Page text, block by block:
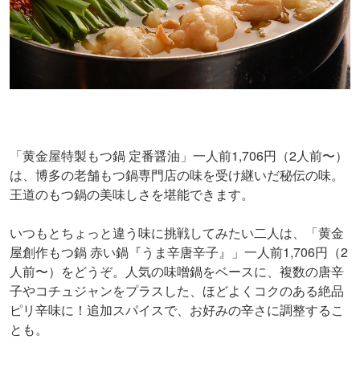
「黄金屋特製もつ鍋 定番醤油」一人前1,706円（2人前〜）
は、博多の老舗もつ鍋専門店の味を受け継いだ秘伝の味。
王道のもつ鍋の美味しさを堪能できます。
いつもとちょっと違う味に挑戦してみたい二人は、「黄金
屋創作もつ鍋 赤い鍋『うま辛唐辛子』」一人前1,706円（2
人前〜）をどうぞ。人気の味噌鍋をベースに、複数の唐辛
子やコチュジャンをプラスした、ほどよくコクのある絶品
ピリ辛味に！追加スパイスで、お好みの辛さに調整するこ
とも。